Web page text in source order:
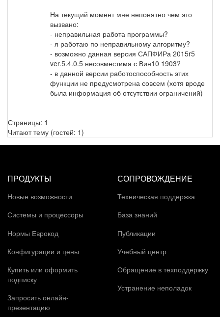
На текущий момент мне непонятно чем это
вызвано:
- неправильная работа программы?
- я работаю по неправильному алгоритму?
- возможно данная версия САПФИРа 2015r5
ver.5.4.0.5 несовместима с Вин10 1903?
- в данной версии работоспособность этих
функции не предусмотрена совсем (хотя вроде
была информация об отсутствии ограничений)
Страницы: 1
Читают тему (гостей: 1)
ПРОДУКТЫ
Новые возможности
Системы и процессоры
Нормы Еврокод
Конфигурации и цены
Купить или оформить
подписку
Запросить онлайн-
презентацию
СОПРОВОЖДЕНИЕ
Техническая поддержка
База знаний
Публикации
Учебный центр
Обращение в техподдержку
Устранение неполадок